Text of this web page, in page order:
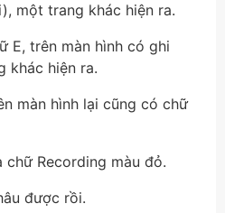
một trang khác hiện ra.
E, trên màn hình có ghi
khác hiện ra.
màn hình lại cũng có chữ
Recording màu đỏ.
được rồi.